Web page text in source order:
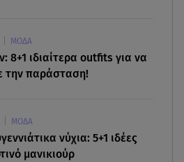
Στο 100% η πληρότητα για
ΜΟΔΑ
8+1 ιδιαίτερα outfits για να
την παράσταση!
ΜΟΔΑ
νύχια: 5+1 ιδέες
μανικιούρ